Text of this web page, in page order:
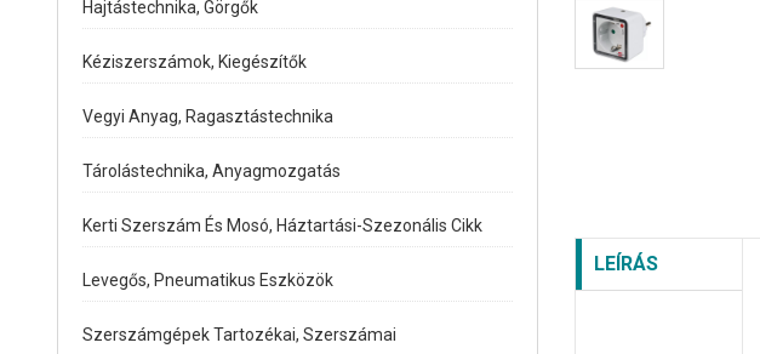
Hajtástechnika, Görgők
Kéziszerszámok, Kiegészítők
Vegyi Anyag, Ragasztástechnika
Tárolástechnika, Anyagmozgatás
Kerti Szerszám És Mosó, Háztartási-Szezonális Cikk
Levegős, Pneumatikus Eszközök
Szerszámgépek Tartozékai, Szerszámai
LEÍRÁS